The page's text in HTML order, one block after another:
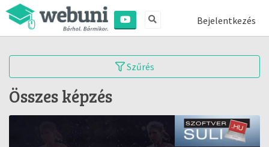
Bejelentkezés
Szűrés
Összes képzés